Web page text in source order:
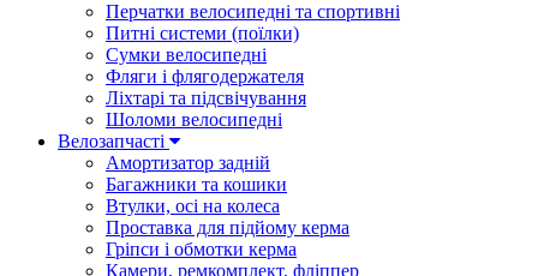
Перчатки велосипедні та спортивні
Питні системи (поїлки)
Сумки велосипедні
Фляги і флягодержателя
Ліхтарі та підсвічування
Шоломи велосипедні
Велозапчасті
Амортизатор задній
Багажники та кошики
Втулки, осі на колеса
Проставка для підйому керма
Гріпси і обмотки керма
Камери, ремкомплект, фліппер